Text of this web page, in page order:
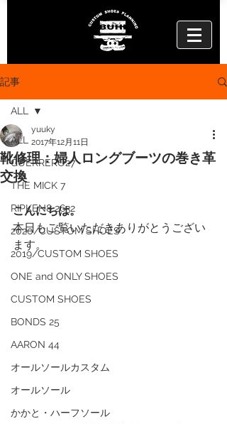
記事
ALL
GUERRERO27
THE MICK 7
RIPKEN8 2632
2020/CUSTOM SHOES
2019/CUSTOM SHOES
ONE and ONLY SHOES
CUSTOM SHOES
BONDS 25
AARON 44
オールソールカスタム
オールソール
かかと・ハーフソール
ALL
靴修理：婦人ロングブーツの巻き革
交換
yuuky
2017年12月11日
こんにちは。
本日もご覧いただきありがとうござい
ます。